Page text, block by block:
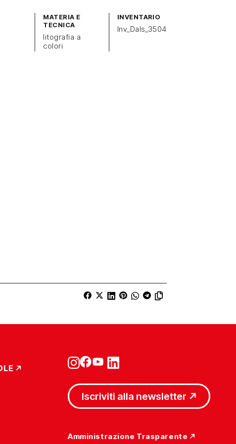
MATERIA E
TECNICA
litografia a
colori
INVENTARIO
Inv_Dals_3504
Iscriviti alla newsletter
Amministrazione Trasparente